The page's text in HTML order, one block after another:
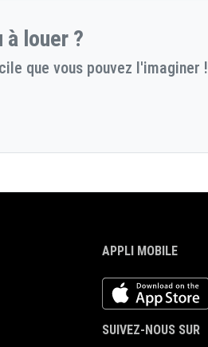
à louer ?
que vous pouvez l'imaginer !
APPLI MOBILE
iOS app
SUIVEZ-NOUS SUR